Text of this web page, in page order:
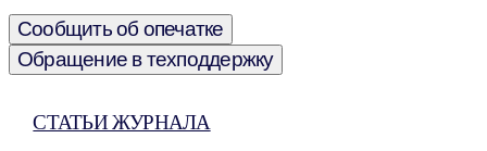
Сообщить об опечатке
Обращение в техподдержку
СТАТЬИ ЖУРНАЛА